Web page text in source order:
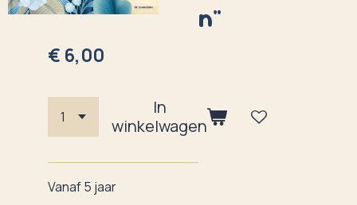
n"
€ 6,00
In
winkelwagen
Vanaf 5 jaar